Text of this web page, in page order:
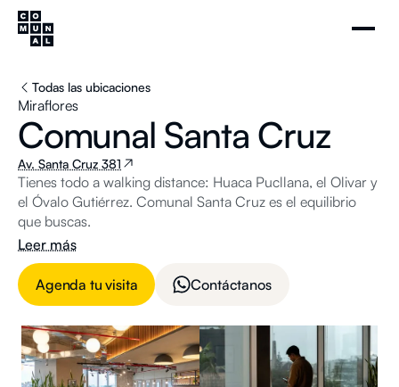
Todas las ubicaciones
Miraflores
Comunal Santa Cruz
Av. Santa Cruz 381
Tienes todo a walking distance: Huaca Pucllana, el Olivar y
el Óvalo Gutiérrez. Comunal Santa Cruz es el equilibrio
que buscas.
Leer más
Agenda tu visita Contáctanos